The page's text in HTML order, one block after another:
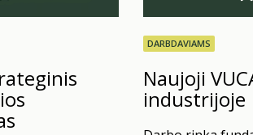
DARBDAVIAMS
Naujoji
industrijoje